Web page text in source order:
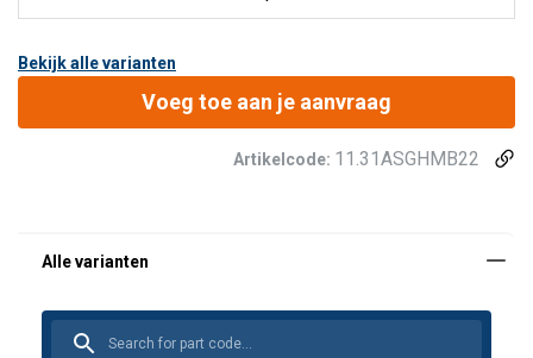
Bekijk alle varianten
Voeg toe aan je aanvraag
Artikelcode: 11.31ASGHMB22